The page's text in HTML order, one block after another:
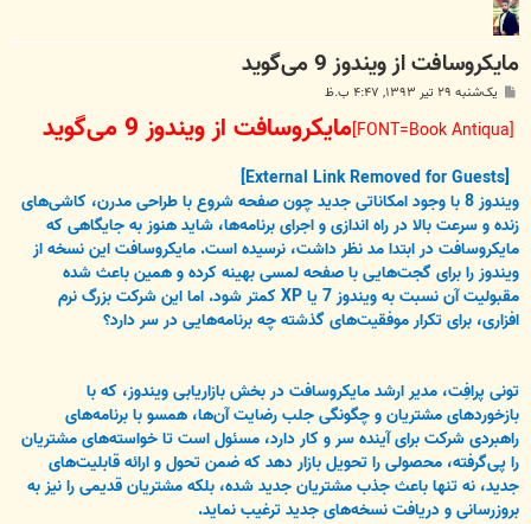
مایکروسافت از ویندوز 9 می‌گوید
ت
یک‌شنبه ۲۹ تیر ۱۳۹۳, ۴:۴۷ ب.ظ
[FONT=Book Antiqua] مایکروسافت از ویندوز 9 می‌گوید
[External Link Removed for Guests]
ویندوز 8 با وجود امکاناتی جدید چون صفحه شروع با طراحی مدرن، کاشی‌های
زنده و سرعت بالا در راه اندازی و اجرای برنامه‌ها، شاید هنوز به جایگاهی که
مایکروسافت در ابتدا مد نظر داشت، نرسیده است. مایکروسافت این نسخه از
ویندوز را برای گجت‌هایی با صفحه لمسی بهینه کرده و همین باعث شده
مقبولیت آن نسبت به ویندوز 7 یا XP کمتر شود. اما این شرکت بزرگ نرم
افزاری، برای تکرار موفقیت‌های گذشته چه برنامه‌هایی در سر دارد؟
تونی پرافِت، مدیر ارشد مایکروسافت در بخش بازاریابی ویندوز، که با
بازخوردهای مشتریان و چگونگی جلب رضایت آن‌ها، همسو با برنامه‌های
راهبردی شرکت برای آینده سر و کار دارد، مسئول است تا خواسته‌های مشتریان
را پی‌گرفته، محصولی را تحویل بازار دهد که ضمن تحول و ارائه قابلیت‌های
جدید، نه تنها باعث جذب مشتریان جدید شده، بلکه مشتریان قدیمی را نیز به
بروزرسانی و دریافت نسخه‌های جدید ترغیب نماید.